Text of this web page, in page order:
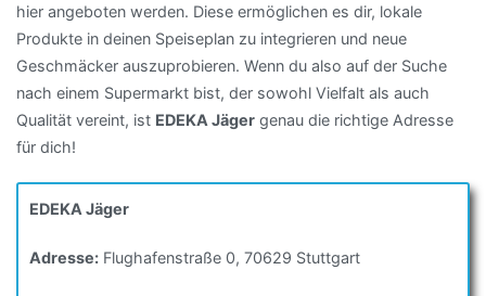
hier angeboten werden. Diese ermöglichen es dir, lokale
Produkte in deinen Speiseplan zu integrieren und neue
Geschmäcker auszuprobieren. Wenn du also auf der Suche
nach einem Supermarkt bist, der sowohl Vielfalt als auch
Qualität vereint, ist EDEKA Jäger genau die richtige Adresse
für dich!
EDEKA Jäger
Adresse: Flughafenstraße 0, 70629 Stuttgart